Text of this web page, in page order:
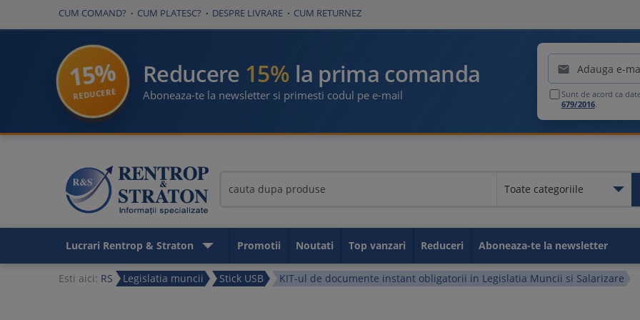
CUM COMAND? CUM PLATESC? DESPRE LIVRARE CUM RETURNEZ
15%
REDUCERE
Reducere 15% la prima comanda
Aboneaza-te la newsletter si primesti codul pe e-mail

Sunt de acord ca
679/2016.
Toate categoriile
Toate categoriile
Educationale
Legislatia muncii
Contabilitate
Fiscalitate
GDPR
Idei de afaceri
Resurse umane
Securitate si Sanatate in
Carti utile
Sanatate
Administratie publica
Carti de parenting
Carti despre sport
Taxe si impozite
Lucrari Rentrop & Straton Promotii Noutati Top vanzari Reduceri Aboneaza-te la newsletter
Esti aici: RS Legislatia muncii Stick USB KIT-ul de documente instant obligatorii in Legislatia Muncii si Salarizare